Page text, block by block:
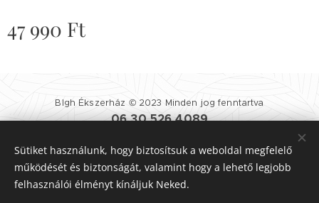
47 990 Ft
Blgh Ékszerház © 2023 Minden jog fenntartva
06 30 526 4089
Felhasználási Feltételek Adatvédelmi Szabályzat
Sütiket használunk, hogy biztosítsuk a weboldal megfelelő
működését és biztonságát, valamint hogy a lehető legjobb
felhasználói élményt kínáljuk Neked.